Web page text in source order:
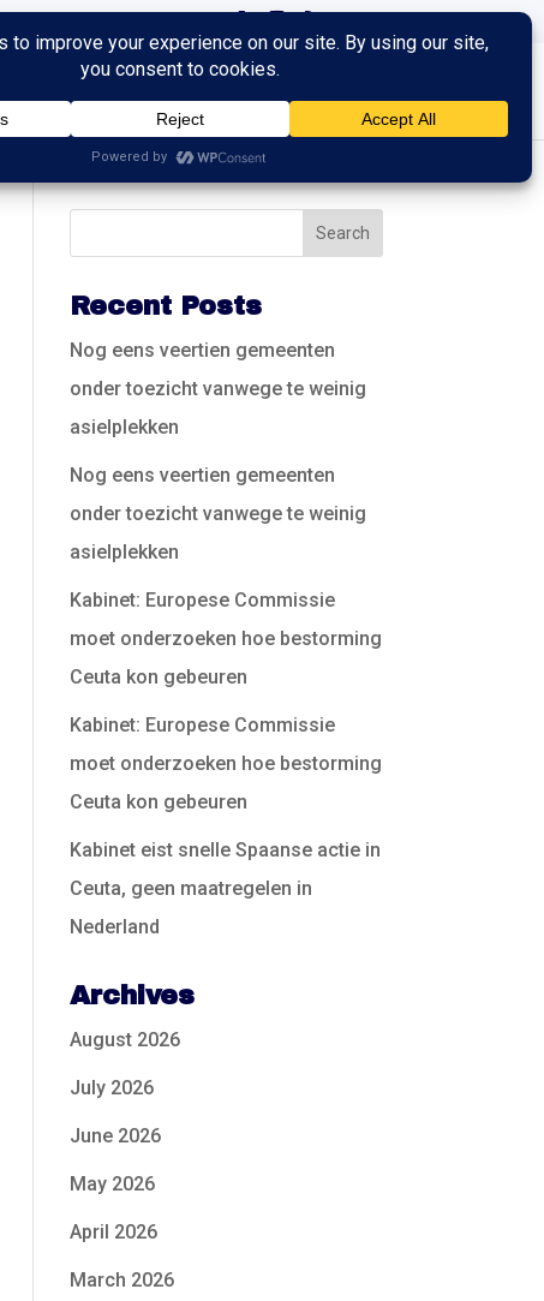
Recent Posts
Nog eens veertien gemeenten
onder toezicht vanwege te weinig
asielplekken
Nog eens veertien gemeenten
onder toezicht vanwege te weinig
asielplekken
Kabinet: Europese Commissie
moet onderzoeken hoe bestorming
Ceuta kon gebeuren
Kabinet: Europese Commissie
moet onderzoeken hoe bestorming
Ceuta kon gebeuren
Kabinet eist snelle Spaanse actie in
Ceuta, geen maatregelen in
Nederland
Archives
August 2026
July 2026
June 2026
May 2026
April 2026
March 2026